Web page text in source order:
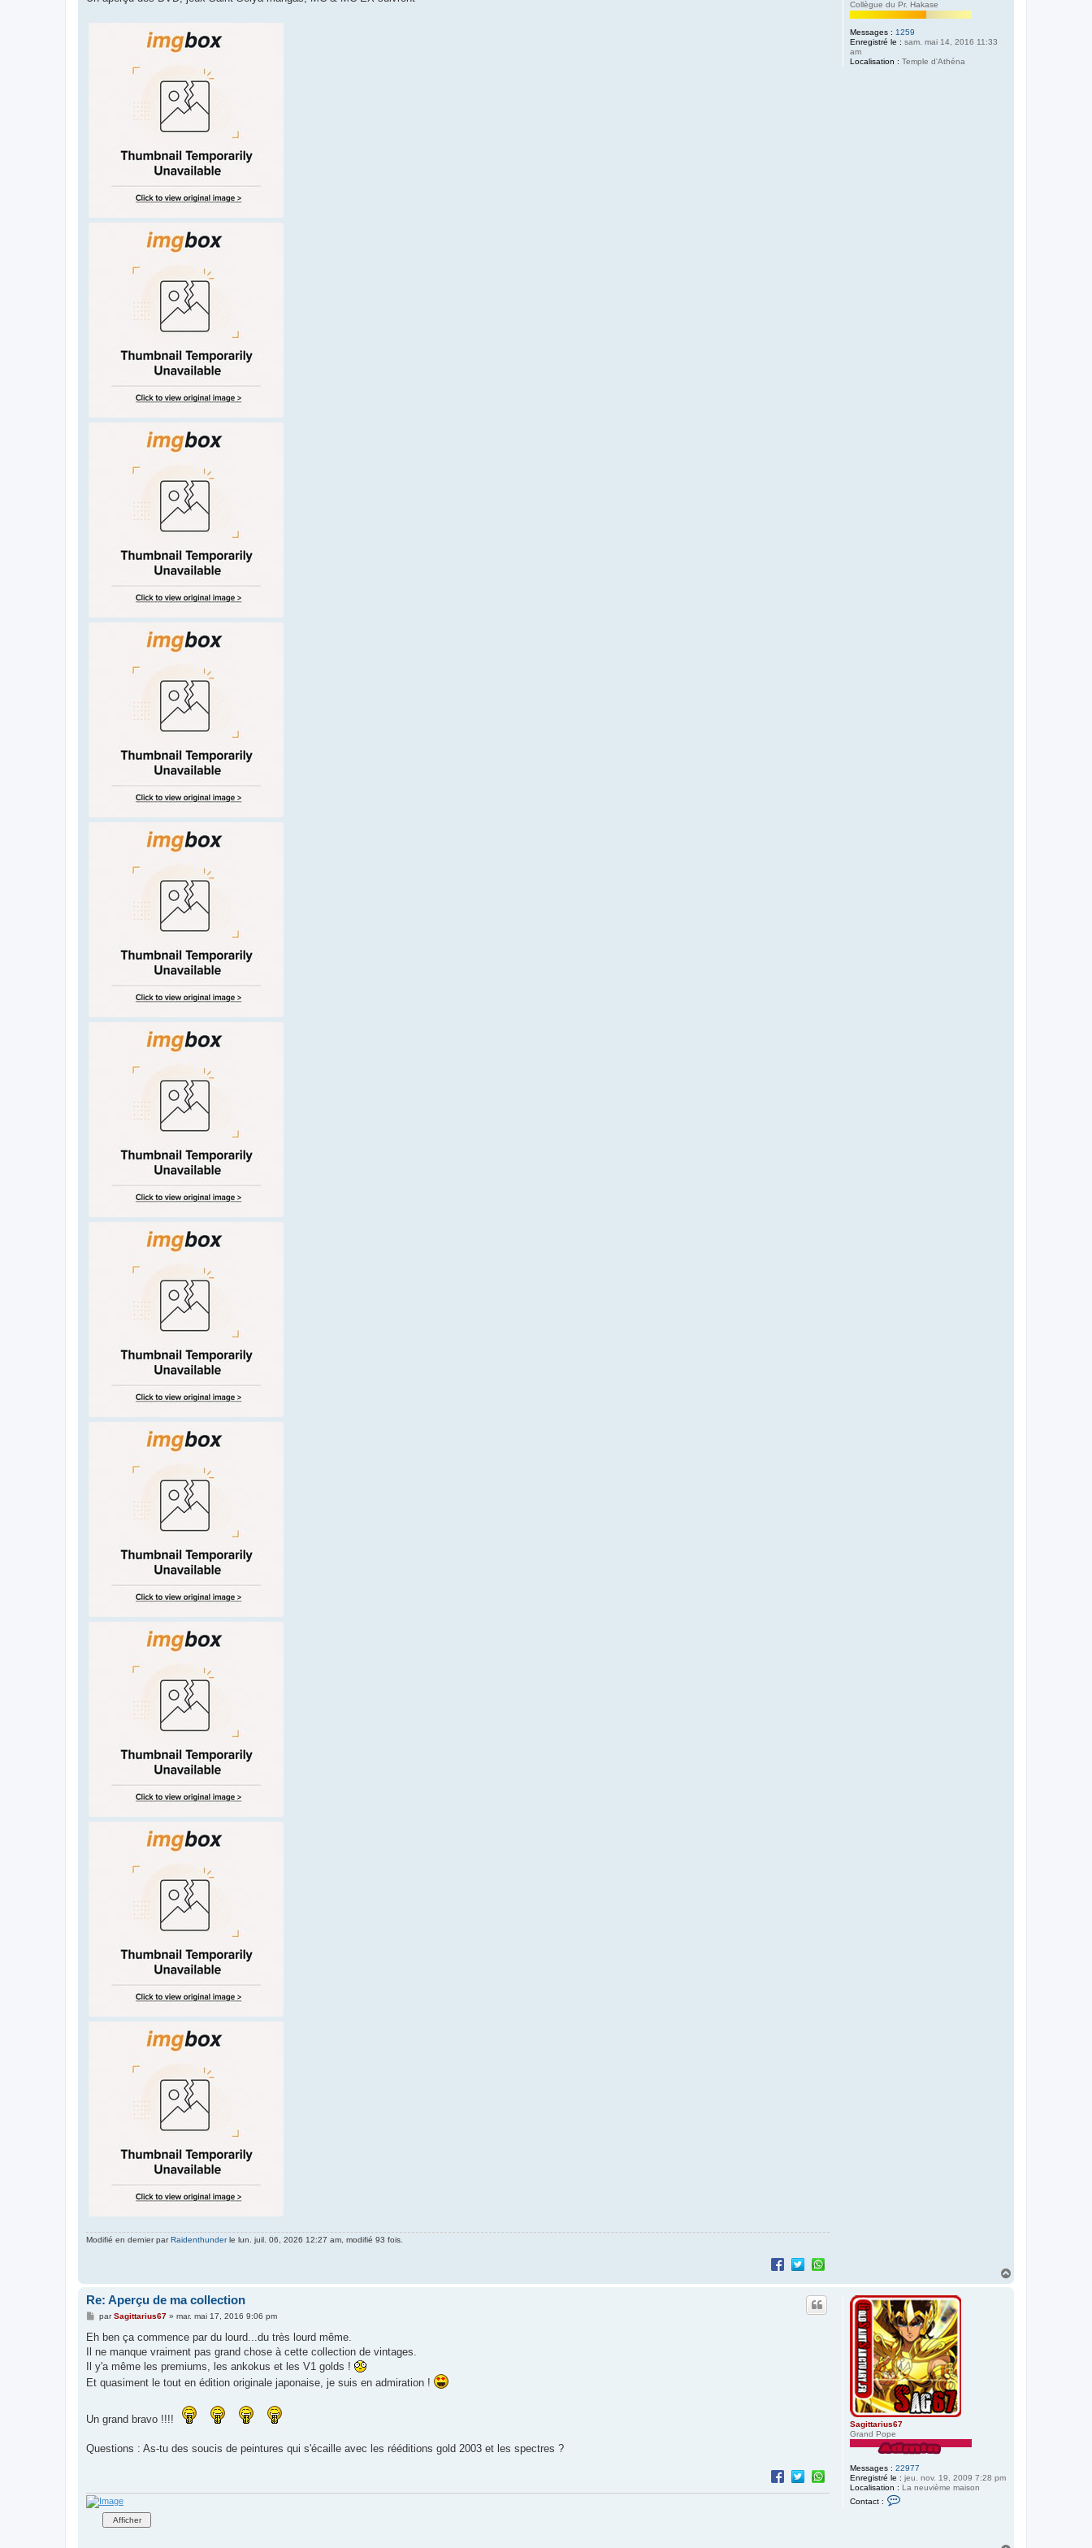
Collègue du Pr. Hakase
Messages : 1259
Enregistré le : sam. mai 14, 2016 11:33
am
Localisation : Temple d'Athéna
Modifié en dernier parRaidenthunderle lun. juil. 06, 2026 12:27 am, modifié 93 fois.
Sagittarius67
Grand Pope
Messages : 22977
Enregistré le : jeu. nov. 19, 2009 7:28 pm
Localisation : La neuvième maison
Contact :
Re: Aperçu de ma collection
M
s
a
g
e
parSagittarius67» mar. mai 17, 2016 9:06 pm
Eh ben ça commence par du lourd...du très lourd même.
Il ne manque vraiment pas grand chose à cette collection de vintages.
Il y'a même les premiums, les ankokus et les V1 golds !
Et quasiment le tout en édition originale japonaise, je suis en admiration !
Un grand bravo !!!!
Questions : As-tu des soucis de peintures qui s'écaille avec les rééditions gold 2003 et les spectres ?